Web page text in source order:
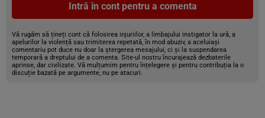
Intră în cont pentru a comenta
Vă rugăm să țineți cont că folosirea injuriilor, a limbajului instigator la ură, a
apelurilor la violență sau trimiterea repetată, în mod abuziv, a aceluiași
comentariu pot duce nu doar la ștergerea mesajului, ci și la suspendarea
temporară a dreptului de a comenta. Site-ul nostru încurajează dezbaterile
aprinse, dar civilizate. Vă mulțumim pentru înțelegere și pentru contribuția la o
discuție bazată pe argumente, nu pe atacuri.